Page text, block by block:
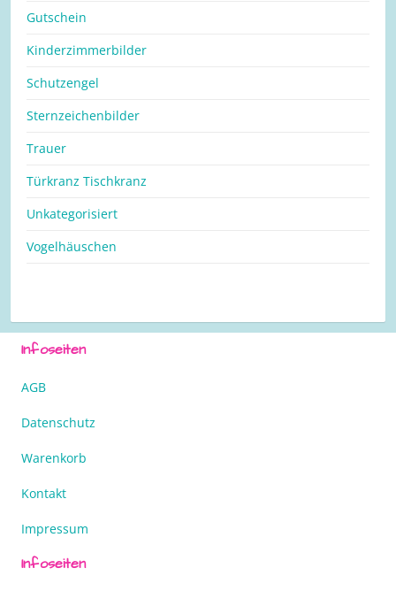
Gutschein
Kinderzimmerbilder
Schutzengel
Sternzeichenbilder
Trauer
Türkranz Tischkranz
Unkategorisiert
Vogelhäuschen
Infoseiten
AGB
Datenschutz
Warenkorb
Kontakt
Impressum
Infoseiten